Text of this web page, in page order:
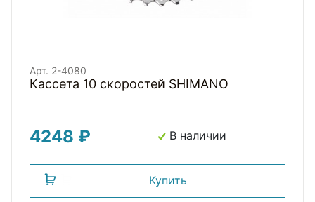
Арт. 2-4080
Кассета 10 скоростей SHIMANO
4248 ₽ В наличии
Купить